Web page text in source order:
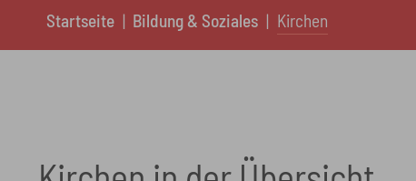
Startseite Bildung & Soziales Kirchen